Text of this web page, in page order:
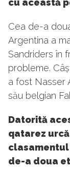
cu această
Cea de-a
Argentina a
Sandriders în
probleme.
a fost Nasser
său belgian
Datorită
qatarez
de-a doua